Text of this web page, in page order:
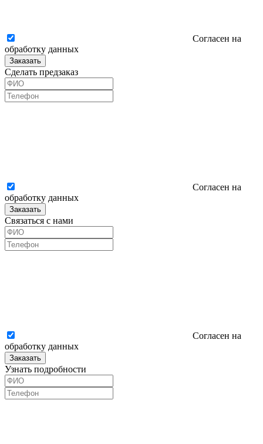
Согласен на
обработку данных
Заказать
Сделать предзаказ
Согласен на
обработку данных
Заказать
Связаться с нами
Согласен на
обработку данных
Заказать
Узнать подробности